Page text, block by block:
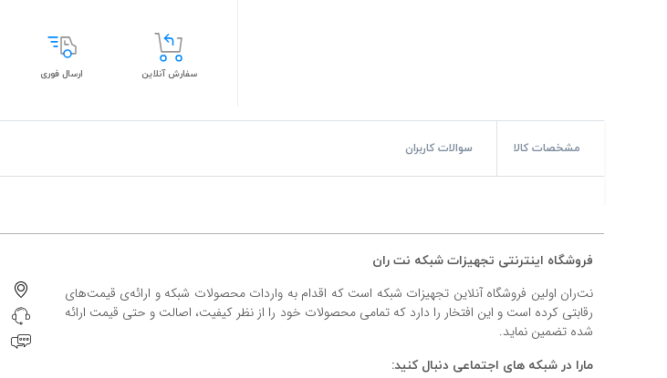
#ترانکینگ لگراند
#ترانکینگ دانوب
#کیستون شبکه
#پچ پنل لگراند
سفارش آنلاین ارسال فوری
مشخصات کالا سوالات کاربران
فروشگاه اینترنتی تجهیزات شبکه نت ران
نت‌ران اولین فروشگاه آنلاین تجهیزات شبکه است که اقدام به واردات محصولات شبکه و ارائه‌ی قیمت‌های
رقابتی کرده است و این افتخار را دارد که تمامی محصولات خود را از نظر کیفیت، اصالت و حتی قیمت ارائه
شده تضمین نماید.
مارا در شبکه های اجتماعی دنبال کنید: